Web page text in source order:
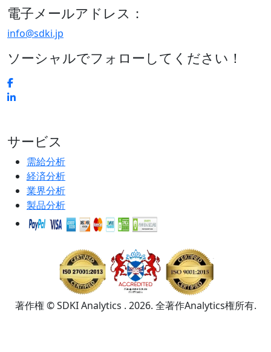
電子メールアドレス：
info@sdki.jp
ソーシャルでフォローしてください！
サービス
需給分析
経済分析
業界分析
製品分析
著作権 © SDKI Analytics . 2026. 全著作Analytics権所有.